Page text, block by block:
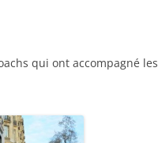
qui ont accompagné les